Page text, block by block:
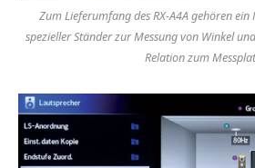
Zum Lieferumfang des RX-A4A gehören
spezieller Ständer zur Messung von Winkel
Relation zum